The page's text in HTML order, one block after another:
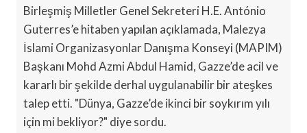
Birleşmiş Milletler Genel Sekreteri H.E. António
Guterres’e hitaben yapılan açıklamada, Malezya
İslami Organizasyonlar Danışma Konseyi (MAPIM)
Başkanı Mohd Azmi Abdul Hamid, Gazze’de acil ve
kararlı bir şekilde derhal uygulanabilir bir ateşkes
talep etti. "Dünya, Gazze’de ikinci bir soykırım yılı
için mi bekliyor?" diye sordu.